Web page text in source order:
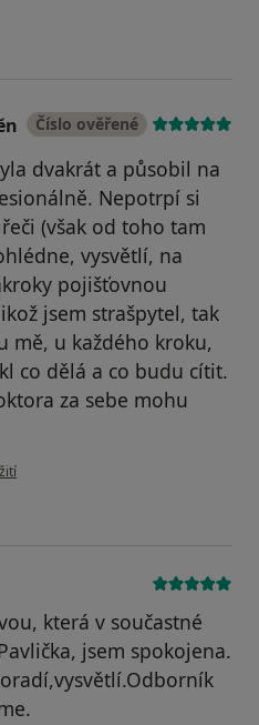
Číslo ověřené
dvakrát a působil na
Nepotrpí si
(však od toho tam
vysvětlí, na
pojišťovnou
jsem strašpytel, tak
mě, u každého kroku,
co dělá a co budu cítit.
za sebe mohu
Váš účet byl odstraněn
která v součastné
jsem spokojena.